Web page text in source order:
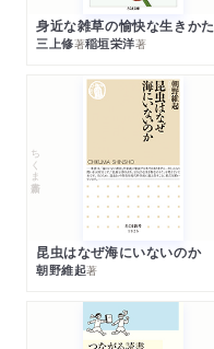
身近な雑草の愉快な生きかた
三上修著稲垣栄洋著
ちくま新書
昆虫はなぜ海にいないのか
朝野維起著